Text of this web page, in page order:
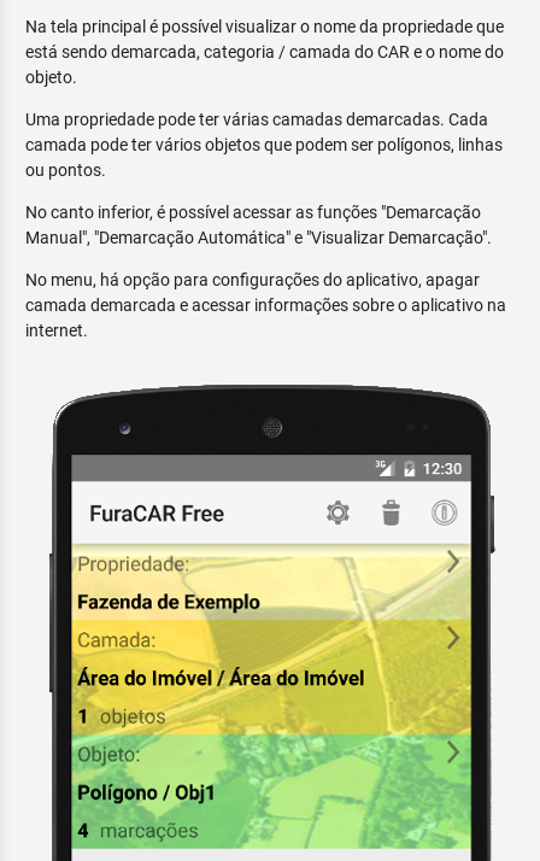
Na tela principal é possível visualizar o nome da propriedade que
está sendo demarcada, categoria / camada do CAR e o nome do
objeto.
Uma propriedade pode ter várias camadas demarcadas. Cada
camada pode ter vários objetos que podem ser polígonos, linhas
ou pontos.
No canto inferior, é possível acessar as funções "Demarcação
Manual", "Demarcação Automática" e "Visualizar Demarcação".
No menu, há opção para configurações do aplicativo, apagar
camada demarcada e acessar informações sobre o aplicativo na
internet.